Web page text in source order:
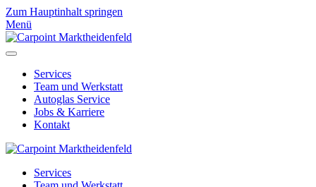
Zum Hauptinhalt springen
Menü
Services
Team und Werkstatt
Autoglas Service
Jobs & Karriere
Kontakt
Services